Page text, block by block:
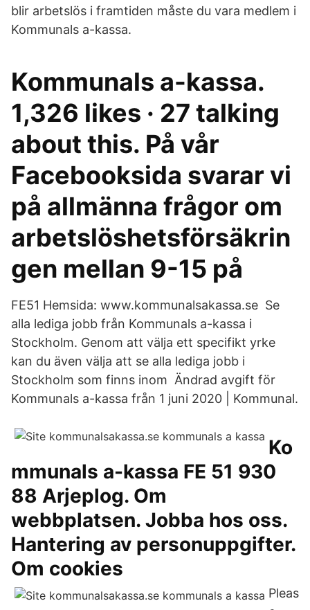
blir arbetslös i framtiden måste du vara medlem i
Kommunals a-kassa.
Kommunals a-kassa.
1,326 likes · 27 talking
about this. På vår
Facebooksida svarar vi
på allmänna frågor om
arbetslöshetsförsäkrin
gen mellan 9-15 på
FE51 Hemsida: www.kommunalsakassa.se Se
alla lediga jobb från Kommunals a-kassa i
Stockholm. Genom att välja ett specifikt yrke
kan du även välja att se alla lediga jobb i
Stockholm som finns inom​ Ändrad avgift för
Kommunals a-kassa från 1 juni 2020 | Kommunal.
Ko
mmunals a-kassa FE 51 930
88 Arjeplog. Om
webbplatsen. Jobba hos oss.
Hantering av personuppgifter.
Om cookies
Pleas